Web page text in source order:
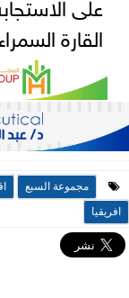
القارة
مجموعة السبع
افريقيا